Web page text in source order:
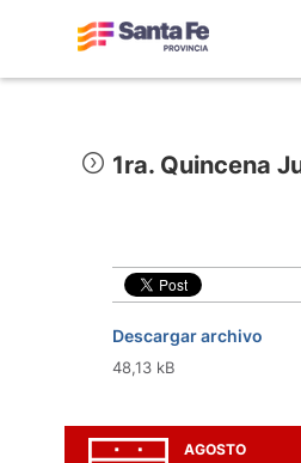
1ra. Quincena
Descargar archivo
48,13 kB
AGOSTO